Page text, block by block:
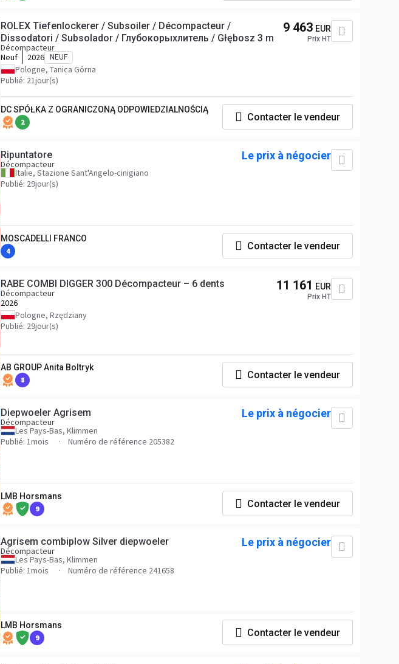
ROLEX Tiefenlockerer / Subsoiler / Décompacteur /
Dissodatori / Subsolador / Глубокорыхлитель / Głębosz 3 m
Décompacteur
Neuf
2026 NEUF
Pologne, Tanica Górna
Publié: 21jour(s)
9 463 EUR
Prix HT
DC SPÓŁKA Z OGRANICZONĄ ODPOWIEDZIALNOŚCIĄ
2 Contacter le vendeur
Ripuntatore
Décompacteur
Italie, Stazione Sant'Angelo-cinigiano
Publié: 29jour(s)
Le prix à négocier
MOSCADELLI FRANCO
4 Contacter le vendeur
RABE COMBI DIGGER 300 Décompacteur – 6 dents
Décompacteur
2026
Pologne, Rzędziany
Publié: 29jour(s)
11 161 EUR
Prix HT
AB GROUP Anita Boltryk
8 Contacter le vendeur
Diepwoeler Agrisem
Décompacteur
Les Pays-Bas, Klimmen
Publié: 1mois
Numéro de référence 205382
Le prix à négocier
LMB Horsmans
9 Contacter le vendeur
Agrisem combiplow Silver diepwoeler
Décompacteur
Les Pays-Bas, Klimmen
Publié: 1mois
Numéro de référence 241658
Le prix à négocier
LMB Horsmans
9 Contacter le vendeur